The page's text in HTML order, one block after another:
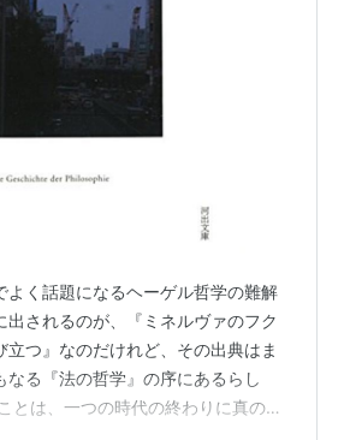
よく話題になるヘーゲル哲学の難解
出されるのが、『ミネルヴァのフク
立つ』なのだけれど、その出典はま
なる『法の哲学』の序にあるらし
とは、一つの時代の終わりに真の哲